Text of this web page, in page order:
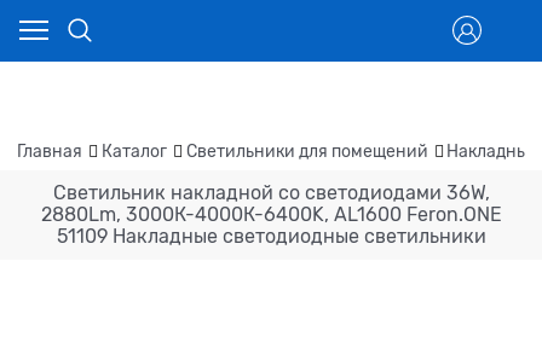
Главная Каталог Светильники для помещений
Светильник накладной со светодиодами 36W,
2880Lm, 3000К-4000К-6400K, AL1600 Feron.ONE
51109 Накладные светодиодные светильники